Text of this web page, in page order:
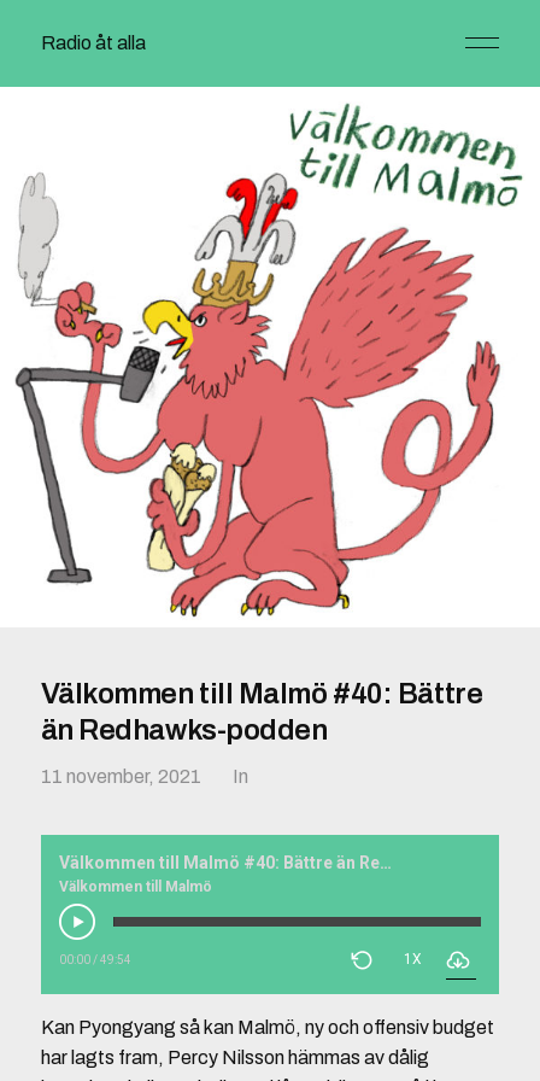
Radio åt alla
Välkommen till Malmö #40: Bättre
än Redhawks-podden
11 november, 2021 In
Välkommen till Malmö #40: Bättre än Redhawks-podden
Välkommen till Malmö
00:00/49:54 1X
Kan Pyongyang så kan Malmö, ny och offensiv budget
har lagts fram, Percy Nilsson hämmas av dålig